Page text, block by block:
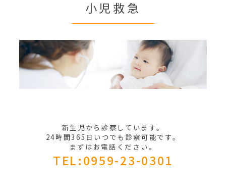
小児救急
新生児から診察しています。
24時間365日いつでも診察可能です。
まずはお電話ください。
TEL:0959-23-0301